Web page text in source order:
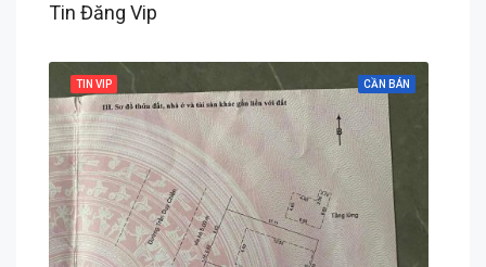
Tin Đăng Vip
CẦN BÁN
TIN VIP